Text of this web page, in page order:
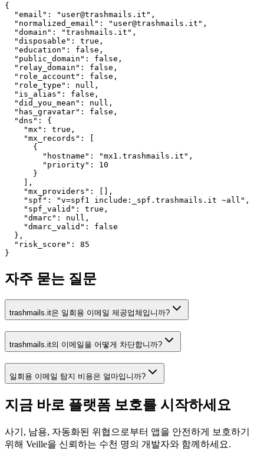
{
  "email": "user@trashmails.it",
  "normalized_email": "user@trashmails.it",
  "domain": "trashmails.it",
  "disposable": true,
  "education": false,
  "public_domain": false,
  "relay_domain": false,
  "role_account": false,
  "role_type": null,
  "is_alias": false,
  "did_you_mean": null,
  "has_gravatar": false,
  "dns": {
    "mx": true,
    "mx_records": [
      {
        "hostname": "mx1.trashmails.it",
        "priority": 10
      }
    ],
    "mx_providers": [],
    "spf": "v=spf1 include:_spf.trashmails.it ~all",
    "spf_valid": true,
    "dmarc": null,
    "dmarc_valid": false
  },
  "risk_score": 85
}
자주 묻는 질문
trashmails.it은 일회용 이메일 제공업체입니까?
trashmails.it의 이메일을 어떻게 차단합니까?
일회용 이메일 탐지 비용은 얼마입니까?
지금 바로 플랫폼 보호를 시작하세요
사기, 남용, 자동화된 위협으로부터 앱을 안전하게 보호하기
위해 Veille을 신뢰하는 수천 명의 개발자와 함께하세요.